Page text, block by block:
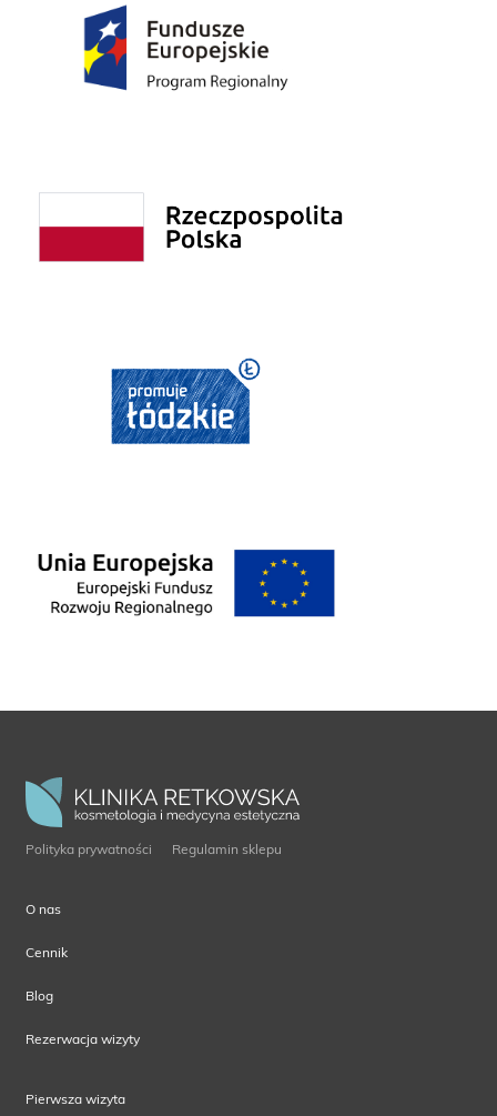
Polityka prywatności Regulamin sklepu
O nas
Cennik
Blog
Rezerwacja wizyty
Pierwsza wizyta